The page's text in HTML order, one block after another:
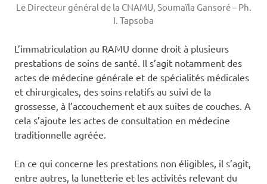
Le Directeur général de la CNAMU, Soumaïla Gansoré – Ph.
I. Tapsoba
L’immatriculation au RAMU donne droit à plusieurs
prestations de soins de santé. Il s’agit notamment des
actes de médecine générale et de spécialités médicales
et chirurgicales, des soins relatifs au suivi de la
grossesse, à l’accouchement et aux suites de couches. A
cela s’ajoute les actes de consultation en médecine
traditionnelle agréée.
En ce qui concerne les prestations non éligibles, il s’agit,
entre autres, la lunetterie et les activités relevant du